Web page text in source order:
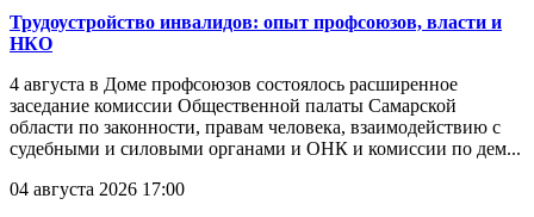
Трудоустройство инвалидов: опыт профсоюзов, власти и
НКО
4 августа в Доме профсоюзов состоялось расширенное
заседание комиссии Общественной палаты Самарской
области по законности, правам человека, взаимодействию с
судебными и силовыми органами и ОНК и комиссии по дем...
04 августа 2026 17:00